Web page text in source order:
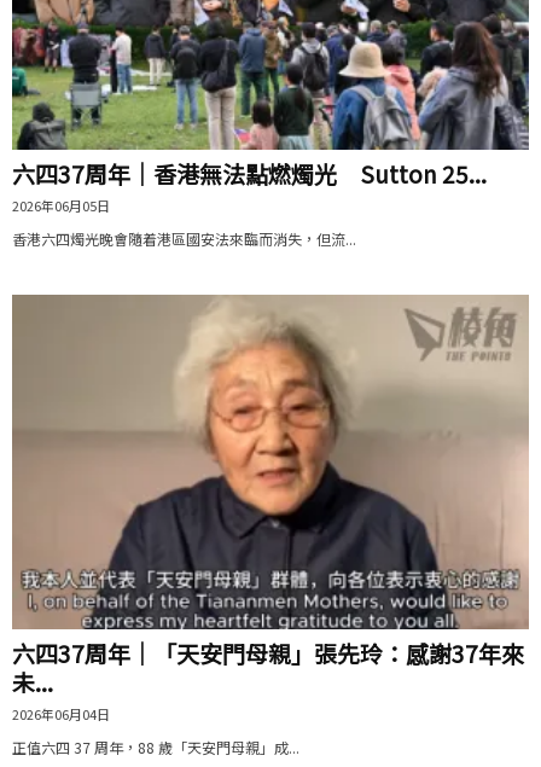
六四37周年｜香港無法點燃燭光 Sutton 25...
2026年06月05日
香港六四燭光晚會隨着港區國安法來臨而消失，但流...
六四37周年｜「天安門母親」張先玲：感謝37年來
未...
2026年06月04日
正值六四 37 周年，88 歲「天安門母親」成...